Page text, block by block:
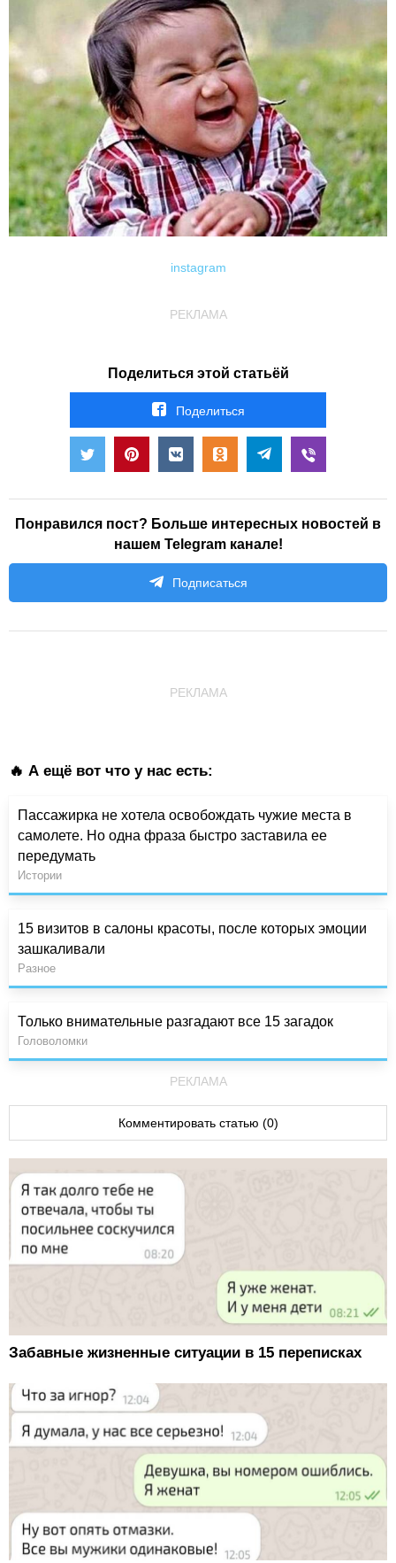
instagram
РЕКЛАМА
Поделиться этой статьёй
Поделиться
Понравился пост? Больше интересных новостей в
нашем Telegram канале!
Подписаться
РЕКЛАМА
🔥 А ещё вот что у нас есть:
Пассажирка не хотела освобождать чужие места в
самолете. Но одна фраза быстро заставила ее
передумать
Истории
15 визитов в салоны красоты, после которых эмоции
зашкаливали
Разное
Только внимательные разгадают все 15 загадок
Головоломки
РЕКЛАМА
Комментировать статью (0)
Забавные жизненные ситуации в 15 переписках